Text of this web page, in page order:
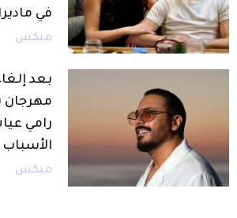
في ماديرا
ميكس
بعد
مهرجان
رامي
الأسباب
ميكس